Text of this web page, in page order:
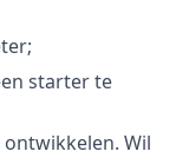
starter te
Wil